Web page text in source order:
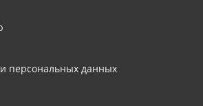
персональных данных